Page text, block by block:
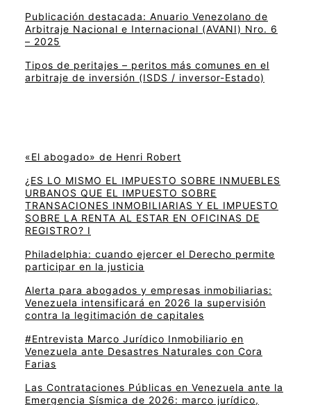
Publicación destacada: Anuario Venezolano de
Arbitraje Nacional e Internacional (AVANI) Nro. 6
– 2025
Tipos de peritajes – peritos más comunes en el
arbitraje de inversión (ISDS / inversor-Estado)
«El abogado» de Henri Robert
¿ES LO MISMO EL IMPUESTO SOBRE INMUEBLES
URBANOS QUE EL IMPUESTO SOBRE
TRANSACIONES INMOBILIARIAS Y EL IMPUESTO
SOBRE LA RENTA AL ESTAR EN OFICINAS DE
REGISTRO? I
Philadelphia: cuando ejercer el Derecho permite
participar en la justicia
Alerta para abogados y empresas inmobiliarias:
Venezuela intensificará en 2026 la supervisión
contra la legitimación de capitales
#Entrevista Marco Jurídico Inmobiliario en
Venezuela ante Desastres Naturales con Cora
Farias
Las Contrataciones Públicas en Venezuela ante la
Emergencia Sísmica de 2026: marco jurídico,